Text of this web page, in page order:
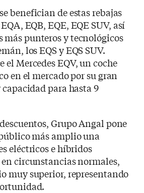
benefician de estas rebajas
EQB, EQE, EQE SUV, así
más punteros y tecnológicos
los EQS y EQS SUV.
el Mercedes EQV, un coche
en el mercado por su gran
para hasta 9
Grupo Angal pone
más amplio una
eléctricos e híbridos
circunstancias normales,
muy superior, representando